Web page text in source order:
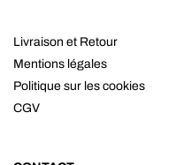
Livraison et Retour
Mentions légales
Politique sur les cookies
CGV